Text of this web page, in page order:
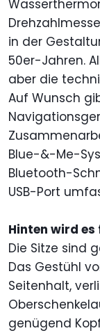
in der
50er-Jahren.
aber die
Auf Wunsch
Blue-&-Me-
Bluetooth-
USB-Port
Hinten wird es
Die Sitze sind
Das Gestühl
Seitenhalt,
genügend